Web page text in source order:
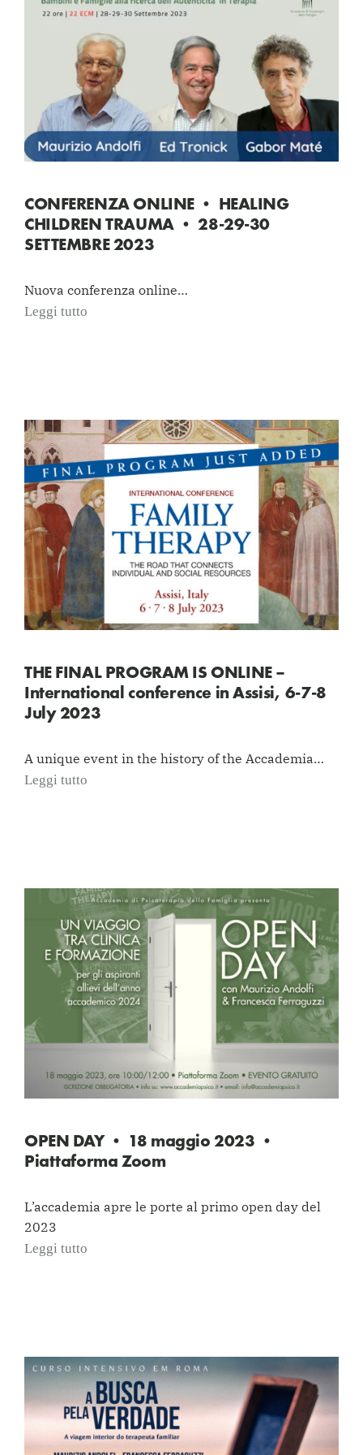
CONFERENZA ONLINE • HEALING
CHILDREN TRAUMA • 28-29-30
SETTEMBRE 2023
Nuova conferenza online…
Leggi tutto
THE FINAL PROGRAM IS ONLINE –
International conference in Assisi, 6-7-8
July 2023
A unique event in the history of the Accademia…
Leggi tutto
OPEN DAY • 18 maggio 2023 •
Piattaforma Zoom
L’accademia apre le porte al primo open day del
2023
Leggi tutto